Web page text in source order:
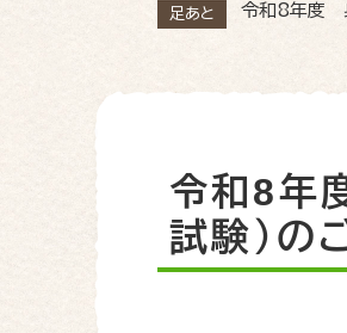
足あと 令和8年度
本
文
令和8年
試験）の